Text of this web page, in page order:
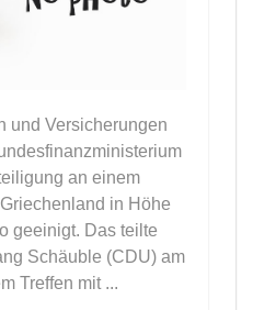
und Versicherungen
an einem
in Höhe
geeinigt. Das teilte
Schäuble (CDU) am
Treffen mit ...